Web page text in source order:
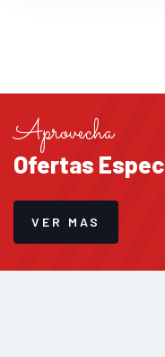
Aprovecha
Ofertas
VER MAS